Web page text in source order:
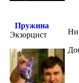
Пружина
Экзорцист